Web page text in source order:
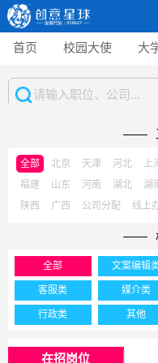
首页 校园大使 大
全部 北京 天津 河北 上
福建
山东 河南 湖北 湖
陕西
广西 公司分配 线上
全部 文案编辑
客服类 媒介类
行政类 其他
在招岗位